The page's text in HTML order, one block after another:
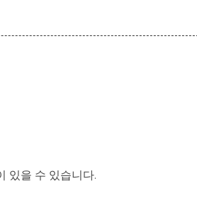
있을 수 있습니다.